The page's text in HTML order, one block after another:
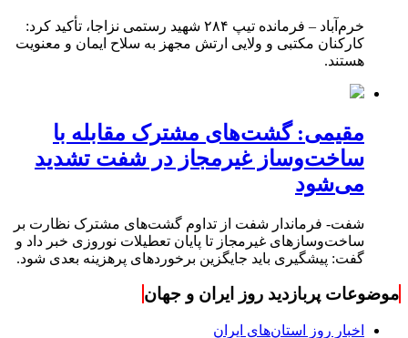
خرم‌آباد – فرمانده تیپ ۲۸۴ شهید رستمی نزاجا، تأکید کرد:
کارکنان مکتبی و ولایی ارتش مجهز به سلاح ایمان و معنویت
هستند.
مقیمی: گشت‌های مشترک مقابله با
ساخت‌وساز غیرمجاز در شفت تشدید
می‌شود
شفت- فرماندار شفت از تداوم گشت‌های مشترک نظارت بر
ساخت‌وسازهای غیرمجاز تا پایان تعطیلات نوروزی خبر داد و
گفت: پیشگیری باید جایگزین برخوردهای پرهزینه بعدی شود.
موضوعات پربازدید روز ایران و جهان
اخبار روز استان‌های ایران